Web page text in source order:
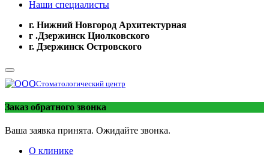
Наши специалисты
г. Нижний Новгород Архитектурная
г .Дзержинск Циолковского
г. Дзержинск Островского
Стоматологический центр
Заказ обратного звонка
Ваша заявка принята. Ожидайте звонка.
О клинике